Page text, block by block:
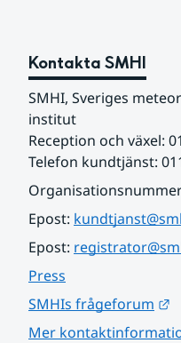
Kontakta SMHI
SMHI, Sveriges
institut
Reception och växel:
Telefon kundtjänst:
Epost:
Epost:
Press
SMHIs frågeforum
Mer